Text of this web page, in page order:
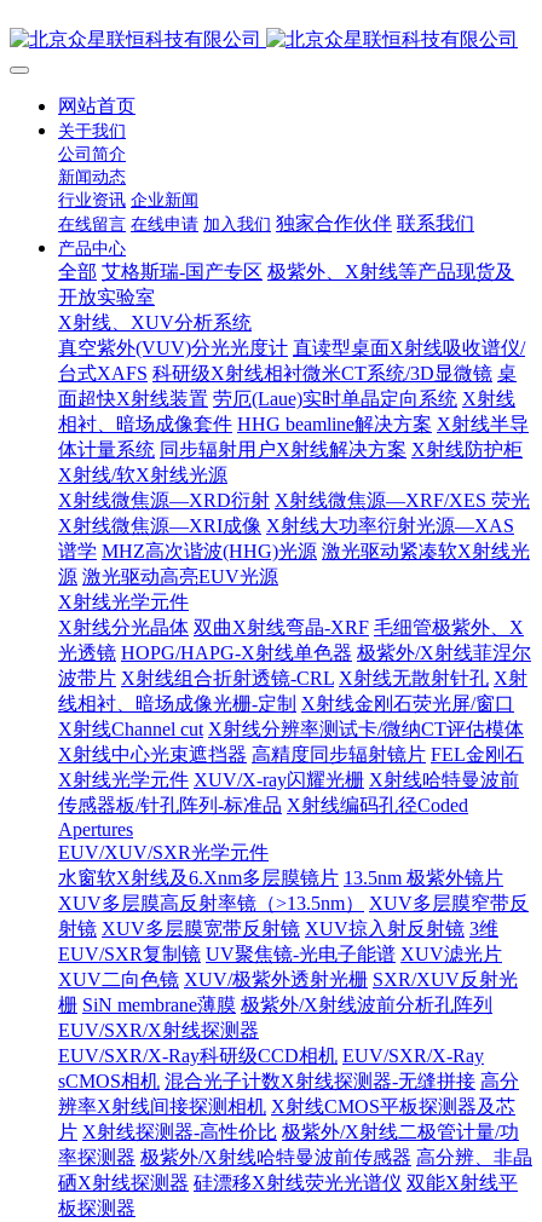
网站首页
关于我们
公司简介
新闻动态
行业资讯 企业新闻
在线留言 在线申请 加入我们 独家合作伙伴 联系我们
产品中心
全部 艾格斯瑞-国产专区 极紫外、X射线等产品现货及
开放实验室
X射线、XUV分析系统
真空紫外(VUV)分光光度计 直读型桌面X射线吸收谱仪/
台式XAFS 科研级X射线相衬微米CT系统/3D显微镜 桌
面超快X射线装置 劳厄(Laue)实时单晶定向系统 X射线
相衬、暗场成像套件 HHG beamline解决方案 X射线半导
体计量系统 同步辐射用户X射线解决方案 X射线防护柜
X射线/软X射线光源
X射线微焦源—XRD衍射 X射线微焦源—XRF/XES 荧光
X射线微焦源—XRI成像 X射线大功率衍射光源—XAS
谱学 MHZ高次谐波(HHG)光源 激光驱动紧凑软X射线光
源 激光驱动高亮EUV光源
X射线光学元件
X射线分光晶体 双曲X射线弯晶-XRF 毛细管极紫外、X
光透镜 HOPG/HAPG-X射线单色器 极紫外/X射线菲涅尔
波带片 X射线组合折射透镜-CRL X射线无散射针孔 X射
线相衬、暗场成像光栅-定制 X射线金刚石荧光屏/窗口
X射线Channel cut X射线分辨率测试卡/微纳CT评估模体
X射线中心光束遮挡器 高精度同步辐射镜片 FEL金刚石
X射线光学元件 XUV/X-ray闪耀光栅 X射线哈特曼波前
传感器板/针孔阵列-标准品 X射线编码孔径Coded
Apertures
EUV/XUV/SXR光学元件
水窗软X射线及6.Xnm多层膜镜片 13.5nm 极紫外镜片
XUV多层膜高反射率镜（>13.5nm）
XUV多层膜窄带反
射镜 XUV多层膜宽带反射镜 XUV掠入射反射镜 3维
EUV/SXR复制镜 UV聚焦镜-光电子能谱 XUV滤光片
XUV二向色镜 XUV/极紫外透射光栅 SXR/XUV反射光
栅 SiN membrane薄膜 极紫外/X射线波前分析孔阵列
EUV/SXR/X射线探测器
EUV/SXR/X-Ray科研级CCD相机 EUV/SXR/X-Ray
sCMOS相机 混合光子计数X射线探测器-无缝拼接 高分
辨率X射线间接探测相机 X射线CMOS平板探测器及芯
片 X射线探测器-高性价比 极紫外/X射线二极管计量/功
率探测器 极紫外/X射线哈特曼波前传感器 高分辨、非晶
硒X射线探测器 硅漂移X射线荧光光谱仪 双能X射线平
板探测器